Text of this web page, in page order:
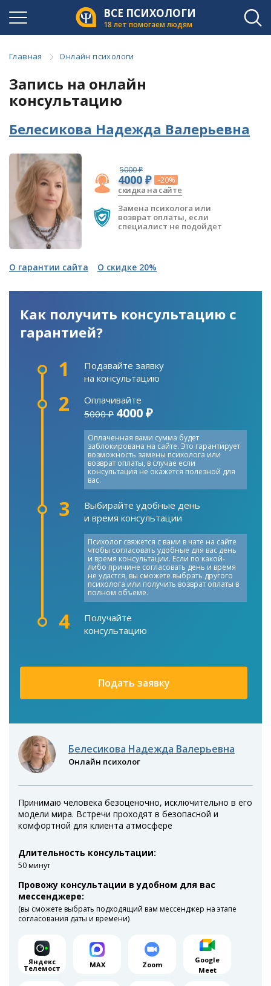
ВСЕ ПСИХОЛОГИ
18 лет помогаем людям
Главная Онлайн психологи
Запись на онлайн
консультацию
Белесикова Надежда Валерьевна
5000 ₽
4000 ₽ -20%
скидка на сайте
Замена психолога или
возврат оплаты, если
специалист не подойдет
О гарантии сайта О скидке 20%
Как получить консультацию с
гарантией?
1
Подавайте заявку
на консультацию
2
Оплачивайте
5000 ₽ 4000 ₽
Оплаченная вами сумма будет
заблокирована на сайте. Это гарантирует
возможность замены психолога или
возврат оплаты, в случае если
консультация не окажется полезной для
вас.
3
Выбирайте удобные день
и время консультации
Психолог свяжется с вами в чате на сайте
чтобы согласовать удобные для вас день
и время консультации. Если по какой-
либо причине согласовать день и время
не удастся, вы сможете выбрать другого
психолога или получить возврат оплаты в
полном объеме.
4
Получайте
консультацию
Подать заявку
Белесикова Надежда Валерьевна
Онлайн психолог
Принимаю человека безоценочно, исключительно в его
модели мира. Встречи проходят в безопасной и
комфортной для клиента атмосфере
Длительность консультации:
50 минут
Провожу консультации в удобном для вас
мессенджере:
(вы сможете выбрать подходящий вам мессенджер на этапе
согласования даты и времени)
Яндекс
Телемост MAX Zoom
Google
Meet